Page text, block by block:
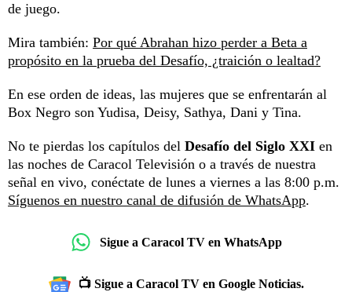
de juego.
Mira también: Por qué Abrahan hizo perder a Beta a
propósito en la prueba del Desafío, ¿traición o lealtad?
En ese orden de ideas, las mujeres que se enfrentarán al
Box Negro son Yudisa, Deisy, Sathya, Dani y Tina.
No te pierdas los capítulos del Desafío del Siglo XXI en
las noches de Caracol Televisión o a través de nuestra
señal en vivo, conéctate de lunes a viernes a las 8:00 p.m.
Síguenos en nuestro canal de difusión de WhatsApp.
Sigue a Caracol TV en WhatsApp
📺 Sigue a Caracol TV en Google Noticias.